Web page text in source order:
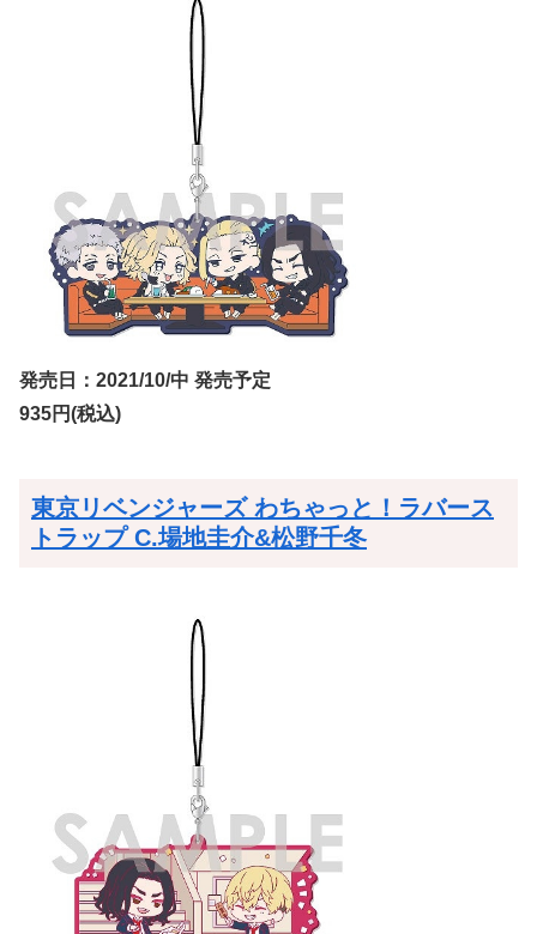
発売日：2021/10/中 発売予定
935円(税込)
東京リベンジャーズ わちゃっと！ラバース
トラップ C.場地圭介&松野千冬